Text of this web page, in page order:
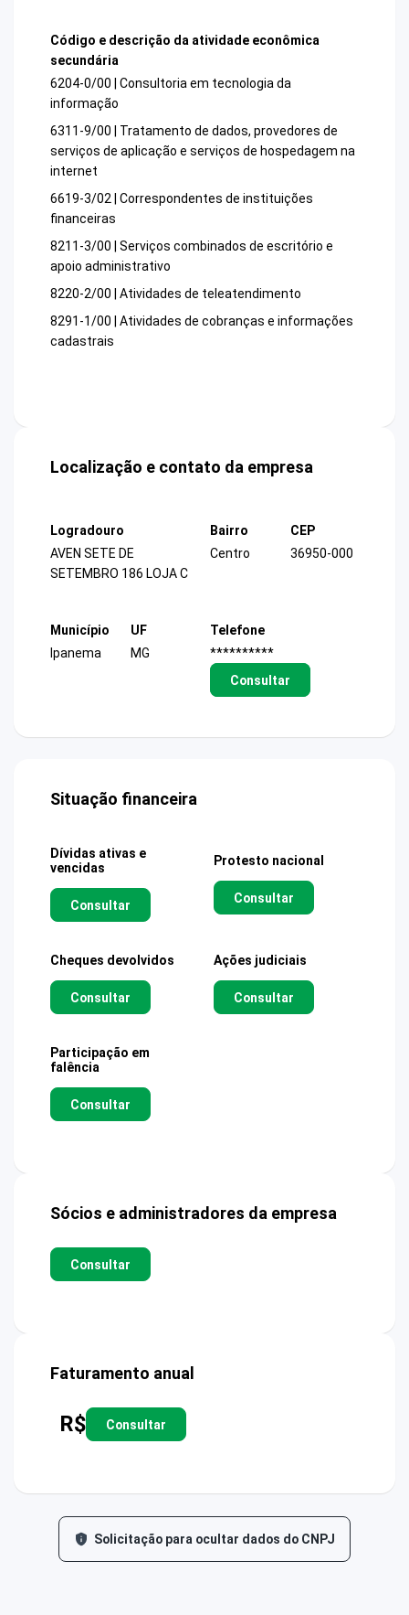
Código e descrição da atividade econômica
secundária
6204-0/00 | Consultoria em tecnologia da
informação
6311-9/00 | Tratamento de dados, provedores de
serviços de aplicação e serviços de hospedagem na
internet
6619-3/02 | Correspondentes de instituições
financeiras
8211-3/00 | Serviços combinados de escritório e
apoio administrativo
8220-2/00 | Atividades de teleatendimento
8291-1/00 | Atividades de cobranças e informações
cadastrais
Localização e contato da empresa
Logradouro
AVEN SETE DE
SETEMBRO 186 LOJA C
Bairro
Centro
CEP
36950-000
Município
Ipanema
UF
MG
Telefone
**********
Consultar
Situação financeira
Dívidas ativas e
vencidas
Consultar
Protesto nacional
Consultar
Cheques devolvidos
Consultar
Ações judiciais
Consultar
Participação em
falência
Consultar
Sócios e administradores da empresa
Consultar
Faturamento anual
R$ Consultar
Solicitação para ocultar dados do CNPJ